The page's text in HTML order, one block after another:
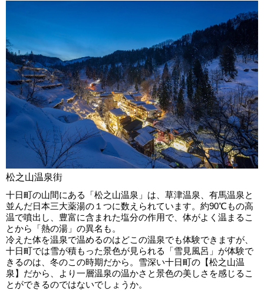
松之山温泉街
十日町の山間にある「松之山温泉」は、草津温泉、有馬温泉と
並んだ日本三大薬湯の１つに数えられています。約90℃もの高
温で噴出し、豊富に含まれた塩分の作用で、体がよく温まるこ
とから「熱の湯」の異名も。
冷えた体を温泉で温めるのはどこの温泉でも体験できますが、
十日町では雪が積もった景色が見られる「雪見風呂」が体験で
きるのは、冬のこの時期だから。雪深い十日町の【松之山温
泉】だから、より一層温泉の温かさと景色の美しさを感じるこ
とができるのではないでしょうか。